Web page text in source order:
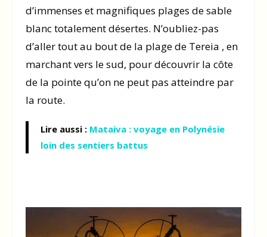
d’immenses et magnifiques plages de sable
blanc totalement désertes. N’oubliez-pas
d’aller tout au bout de la plage de Tereia , en
marchant vers le sud, pour découvrir la côte
de la pointe qu’on ne peut pas atteindre par
la route.
Lire aussi : Mataiva : voyage en Polynésie
loin des sentiers battus